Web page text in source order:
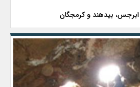
بیدهند و کرمجگان